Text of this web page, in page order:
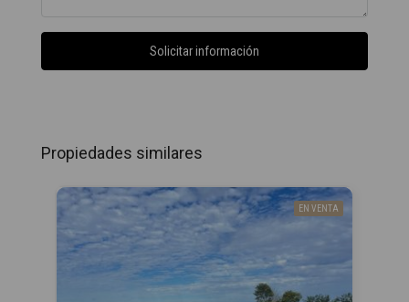
Solicitar información
Propiedades similares
EN VENTA